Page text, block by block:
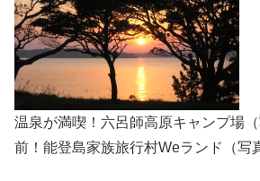
温泉が満喫！六呂師高原キャンプ場
前！能登島家族旅行村Weランド（写